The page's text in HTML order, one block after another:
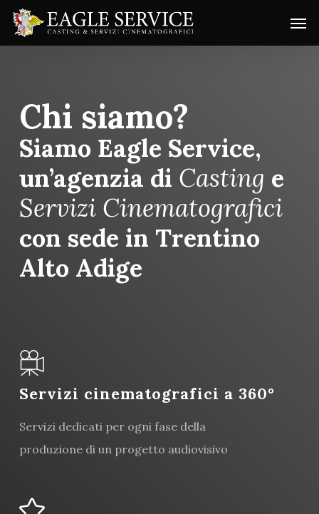
Skip
Chi siamo?
Siamo Eagle Service,
un’agenzia di Casting e
Servizi Cinematografici
con sede in Trentino
Alto Adige
Servizi cinematografici a 360°
Servizi dedicati per ogni fase della
produzione di un progetto audiovisivo